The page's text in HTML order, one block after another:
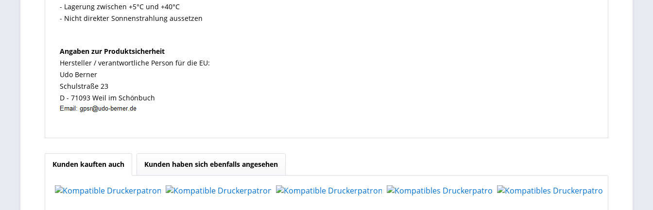
- Lagerung zwischen +5°C und +40°C
- Nicht direkter Sonnenstrahlung aussetzen
Angaben zur Produktsicherheit
Hersteller / verantwortliche Person für die EU:
Udo Berner
Schulstraße 23
D - 71093 Weil im Schönbuch
Kunden kauften auch Kunden haben sich ebenfalls angesehen